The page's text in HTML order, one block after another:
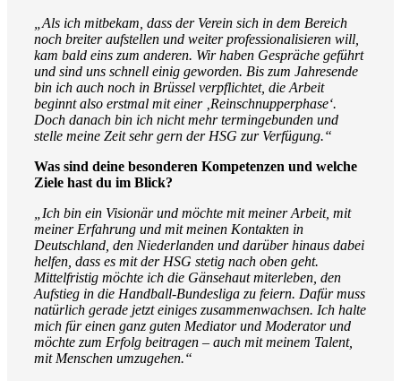
„Als ich mitbekam, dass der Verein sich in dem Bereich
noch breiter aufstellen und weiter professionalisieren will,
kam bald eins zum anderen. Wir haben Gespräche geführt
und sind uns schnell einig geworden. Bis zum Jahresende
bin ich auch noch in Brüssel verpflichtet, die Arbeit
beginnt also erstmal mit einer ‚Reinschnupperphase‘.
Doch danach bin ich nicht mehr termingebunden und
stelle meine Zeit sehr gern der HSG zur Verfügung.“
Was sind deine besonderen Kompetenzen und welche
Ziele hast du im Blick?
„Ich bin ein Visionär und möchte mit meiner Arbeit, mit
meiner Erfahrung und mit meinen Kontakten in
Deutschland, den Niederlanden und darüber hinaus dabei
helfen, dass es mit der HSG stetig nach oben geht.
Mittelfristig möchte ich die Gänsehaut miterleben, den
Aufstieg in die Handball-Bundesliga zu feiern. Dafür muss
natürlich gerade jetzt einiges zusammenwachsen. Ich halte
mich für einen ganz guten Mediator und Moderator und
möchte zum Erfolg beitragen – auch mit meinem Talent,
mit Menschen umzugehen.“